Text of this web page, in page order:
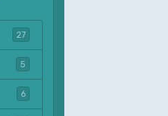
27
5
6